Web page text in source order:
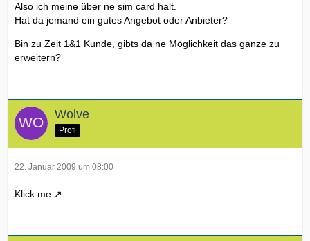
Also ich meine über ne sim card halt.
Hat da jemand ein gutes Angebot oder Anbieter?
Bin zu Zeit 1&1 Kunde, gibts da ne Möglichkeit das ganze zu
erweitern?
Wolve
Profi
22. Januar 2009 um 08:00
Klick me